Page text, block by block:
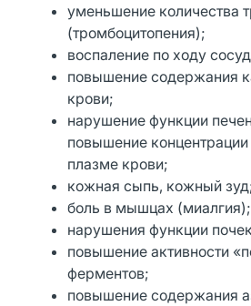
уменьшение количества
(тромбоцитопения);
воспаление по ходу
повышение содержания
крови;
нарушение функции
повышение
плазме крови;
кожная сыпь, кожный
боль в мышцах (миалгия);
нарушения функции
повышение активности
ферментов;
повышение содержания